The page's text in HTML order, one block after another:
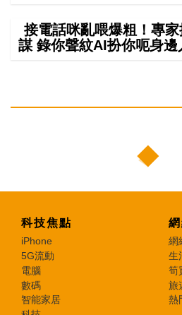
接電話咪亂喂爆粗！專
謀 錄你聲紋AI扮你呃身邊
科技焦點
iPhone
5G流動
電腦
數碼
智能家居
網
生
筍
旅
熱